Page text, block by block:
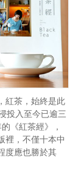
紅茶，始終是此
投入至今已逾三
《紅茶經》，
裡，不僅十本中
度應也勝於其